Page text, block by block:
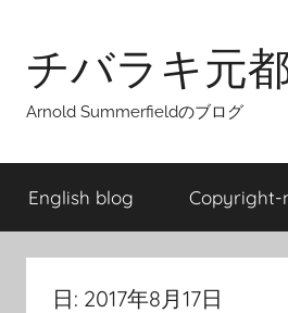
contentチバラキ元
Arnold Summerfieldのブログ
English blog Copyright-
日: 2017年8月17日